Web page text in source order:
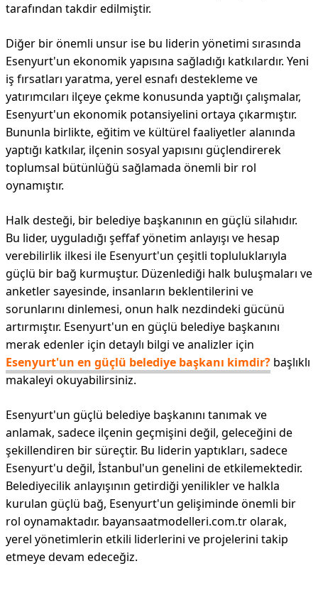
tarafından takdir edilmiştir.
Diğer bir önemli unsur ise bu liderin yönetimi sırasında
Esenyurt'un ekonomik yapısına sağladığı katkılardır. Yeni
iş fırsatları yaratma, yerel esnafı destekleme ve
yatırımcıları ilçeye çekme konusunda yaptığı çalışmalar,
Esenyurt'un ekonomik potansiyelini ortaya çıkarmıştır.
Bununla birlikte, eğitim ve kültürel faaliyetler alanında
yaptığı katkılar, ilçenin sosyal yapısını güçlendirerek
toplumsal bütünlüğü sağlamada önemli bir rol
oynamıştır.
Halk desteği, bir belediye başkanının en güçlü silahıdır.
Bu lider, uyguladığı şeffaf yönetim anlayışı ve hesap
verebilirlik ilkesi ile Esenyurt'un çeşitli topluluklarıyla
güçlü bir bağ kurmuştur. Düzenlediği halk buluşmaları ve
anketler sayesinde, insanların beklentilerini ve
sorunlarını dinlemesi, onun halk nezdindeki gücünü
artırmıştır. Esenyurt'un en güçlü belediye başkanını
merak edenler için detaylı bilgi ve analizler için
Esenyurt'un en güçlü belediye başkanı kimdir? başlıklı
makaleyi okuyabilirsiniz.
Esenyurt'un güçlü belediye başkanını tanımak ve
anlamak, sadece ilçenin geçmişini değil, geleceğini de
şekillendiren bir süreçtir. Bu liderin yaptıkları, sadece
Esenyurt'u değil, İstanbul'un genelini de etkilemektedir.
Belediyecilik anlayışının getirdiği yenilikler ve halkla
kurulan güçlü bağ, Esenyurt'un gelişiminde önemli bir
rol oynamaktadır. bayansaatmodelleri.com.tr olarak,
yerel yönetimlerin etkili liderlerini ve projelerini takip
etmeye devam edeceğiz.